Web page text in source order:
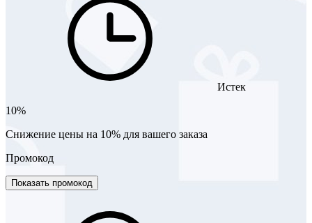
Истек
10%
Снижение цены на 10% для вашего заказа
Промокод
Показать промокод